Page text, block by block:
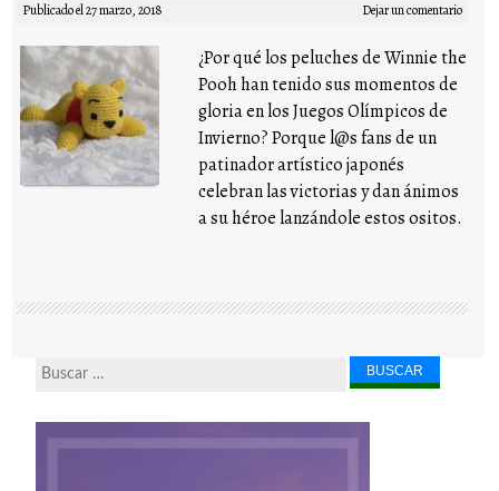
Publicado el27 marzo, 2018 Dejar un comentario
¿Por qué los peluches de Winnie the
Pooh han tenido sus momentos de
gloria en los Juegos Olímpicos de
Invierno? Porque l@s fans de un
patinador artístico japonés
celebran las victorias y dan ánimos
a su héroe lanzándole estos ositos.
Buscar...